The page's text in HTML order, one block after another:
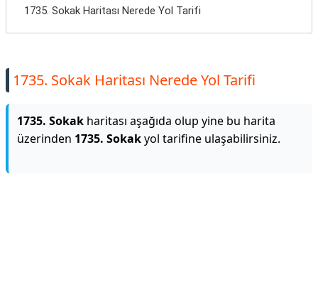
1735. Sokak Haritası Nerede Yol Tarifi
1735. Sokak Haritası Nerede Yol Tarifi
1735. Sokak haritası aşağıda olup yine bu harita
üzerinden 1735. Sokakyol tarifine ulaşabilirsiniz.